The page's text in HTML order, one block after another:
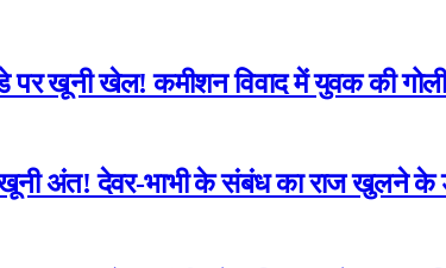
खूनी खेल! कमीशन विवाद में युवक की गोली
खूनी अंत! देवर-भाभी के संबंध का राज खुलने के